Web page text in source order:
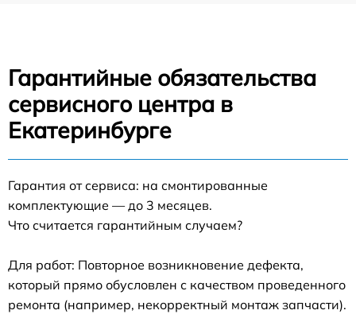
Гарантийные обязательства
сервисного центра в
Екатеринбурге
Гарантия от сервиса: на смонтированные
комплектующие — до 3 месяцев.
Что считается гарантийным случаем?
Для работ: Повторное возникновение дефекта,
который прямо обусловлен с качеством проведенного
ремонта (например, некорректный монтаж запчасти).